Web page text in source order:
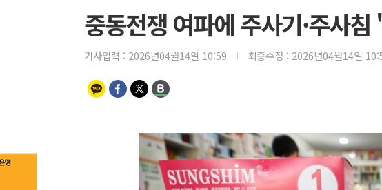
중동전쟁 여파에 주사기·주사
기사입력 : 2026년04월14일 10:59 최종수정 : 2026년04월14일